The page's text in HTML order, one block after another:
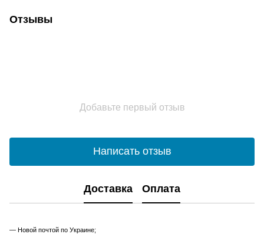
Отзывы
Добавьте первый отзыв
Написать отзыв
Доставка Оплата
— Новой почтой по Украине;